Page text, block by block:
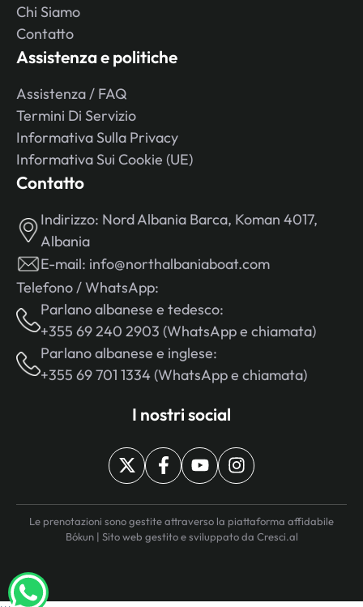
Chi Siamo
Contatto
Assistenza e politiche
Assistenza / FAQ
Termini Di Servizio
Informativa Sulla Privacy
Informativa Sui Cookie (UE)
Contatto
Indirizzo: Nord Albania Barca, Koman 4017,
Albania
E-mail: info@northalbaniaboat.com
Telefono / WhatsApp:
Parlano albanese e tedesco:
+355 69 240 2903 (WhatsApp e chiamata)
Parlano albanese e inglese:
+355 69 701 1334 (WhatsApp e chiamata)
I nostri social
Le prenotazioni sono gestite attraverso la piattaforma affidabile
Bókun | Sito web gestito e sviluppato da Cresci.al